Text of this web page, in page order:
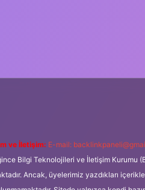
ve İletişim: E-mail:
Bilgi Teknolojileri ve İletişim
Ancak, üyelerimiz yazdıkları